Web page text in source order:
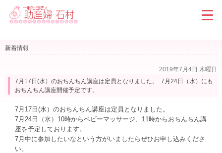
新着情報
2019年7月4日 木曜日
7月17日(水）のおちんちん講座は定員となりました。 7月24日（水）にも
おちんちん講座開催予定です。
7月17日(水）のおちんちん講座は定員となりました。
7月24日（水）10時からベビーマッサージ、11時からおちんちん講
座を予定しております。
7月中に参加したいなという方がいましたらぜひお申し込みくださ
い。